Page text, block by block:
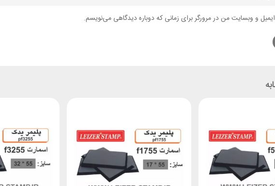
ایمیل و وبسایت من در مرورگر برای زمانی که دوباره دیدگاهی می‌نویسم.